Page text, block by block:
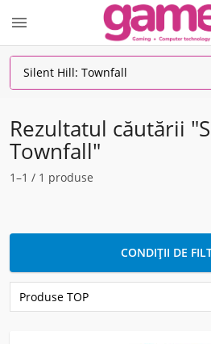

Rezultatul căutării
Townfall"
1–1 / 1 produse
CONDIȚII DE